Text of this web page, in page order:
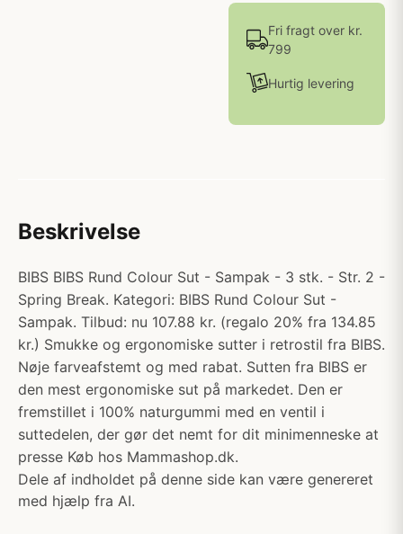
Fri fragt over kr.
799
Hurtig levering
Beskrivelse
BIBS BIBS Rund Colour Sut - Sampak - 3 stk. - Str. 2 -
Spring Break. Kategori: BIBS Rund Colour Sut -
Sampak. Tilbud: nu 107.88 kr. (regalo 20% fra 134.85
kr.) Smukke og ergonomiske sutter i retrostil fra BIBS.
Nøje farveafstemt og med rabat. Sutten fra BIBS er
den mest ergonomiske sut på markedet. Den er
fremstillet i 100% naturgummi med en ventil i
suttedelen, der gør det nemt for dit minimenneske at
presse Køb hos Mammashop.dk.
Dele af indholdet på denne side kan være genereret
med hjælp fra AI.